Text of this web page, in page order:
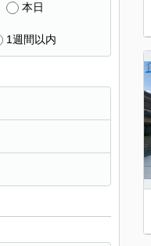
本日
1週間以内